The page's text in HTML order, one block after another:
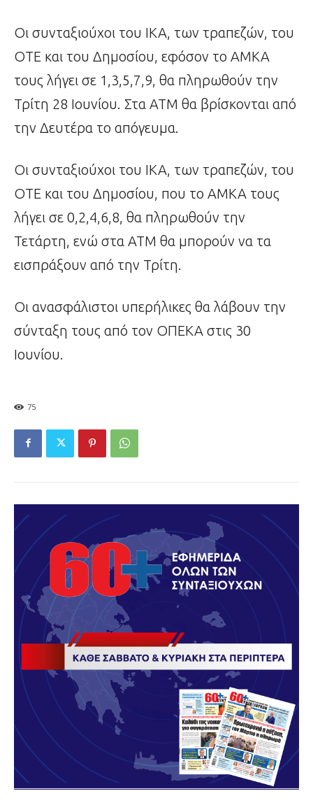
Οι συνταξιούχοι του ΙΚΑ, των τραπεζών, του
ΟΤΕ και του Δημοσίου, εφόσον το ΑΜΚΑ
τους λήγει σε 1,3,5,7,9, θα πληρωθούν την
Τρίτη 28 Ιουνίου. Στα ΑΤΜ θα βρίσκονται από
την Δευτέρα το απόγευμα.
Οι συνταξιούχοι του ΙΚΑ, των τραπεζών, του
ΟΤΕ και του Δημοσίου, που το ΑΜΚΑ τους
λήγει σε 0,2,4,6,8, θα πληρωθούν την
Τετάρτη, ενώ στα ΑΤΜ θα μπορούν να τα
εισπράξουν από την Τρίτη.
Οι ανασφάλιστοι υπερήλικες θα λάβουν την
σύνταξη τους από τον ΟΠΕΚΑ στις 30
Ιουνίου.
75